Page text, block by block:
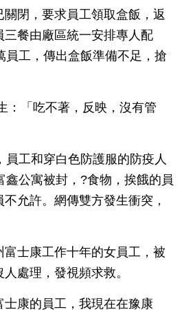
閉，要求員工領取盒飯，返
三餐由廠區統一安排專人配
員工，傳出盒飯準備不足，搶
：「吃不著，反映，沒有管
員工和穿白色防護服的防疫人
鑫公寓被封，?食物，挨餓的員
允許。網傳雙方發生衝突，
士康工作十年的女員工，被
處理，發視頻求救。
康的員工，我現在在豫康